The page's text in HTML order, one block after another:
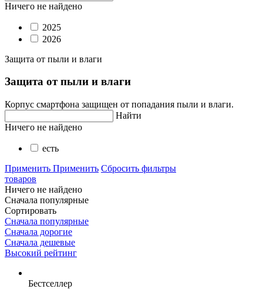
Ничего не найдено
2025
2026
Защита от пыли и влаги
Защита от пыли и влаги
Корпус смартфона защищен от попадания пыли и влаги.
Найти
Ничего не найдено
есть
Применить Применить Сбросить фильтры
товаров
Ничего не найдено
Сначала популярные
Сортировать
Сначала популярные
Сначала дорогие
Сначала дешевые
Высокий рейтинг
Бестселлер